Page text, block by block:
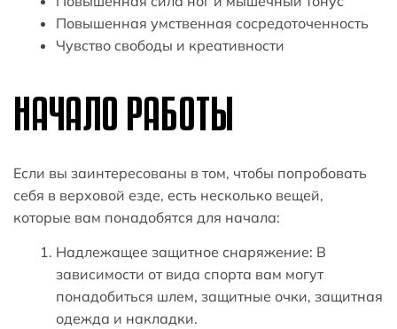
Повышенная умственная сосредоточенность
Чувство свободы и креативности
НАЧАЛО РАБОТЫ
Если вы заинтересованы в том, чтобы попробовать
себя в верховой езде, есть несколько вещей,
которые вам понадобятся для начала:
Надлежащее защитное снаряжение: В
зависимости от вида спорта вам могут
понадобиться шлем, защитные очки, защитная
одежда и накладки.